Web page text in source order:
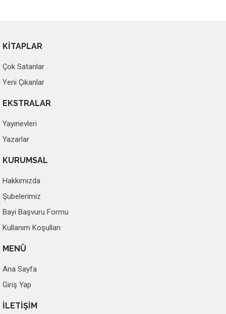
KİTAPLAR
Çok Satanlar
Yeni Çıkanlar
EKSTRALAR
Yayınevleri
Yazarlar
KURUMSAL
Hakkımızda
Şubelerimiz
Bayi Başvuru Formu
Kullanım Koşulları
MENÜ
Ana Sayfa
Giriş Yap
İLETİŞİM